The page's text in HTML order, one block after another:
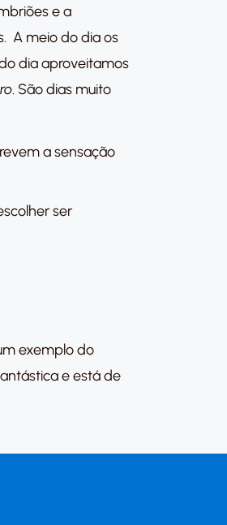
e a
A meio do dia os
dia aproveitamos
. São dias muito
a sensação
ser
exemplo do
e está de